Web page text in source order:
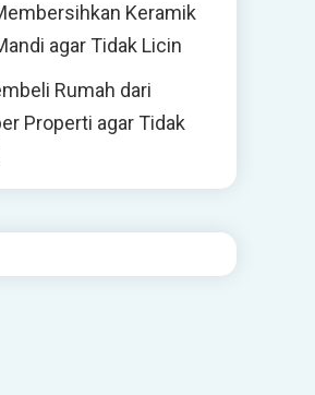
Keramik
agar Tidak Licin
Rumah dari
Properti agar Tidak